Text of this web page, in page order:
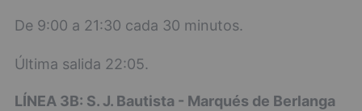
De 9:00 a 21:30 cada 30 minutos.
Última salida 22:05.
LÍNEA 3B: S. J. Bautista - Marqués de Berlanga